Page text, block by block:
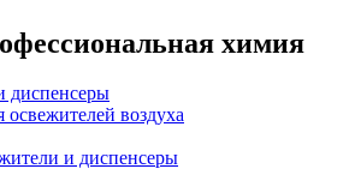
химия
диспенсеры
воздуха
и диспенсеры